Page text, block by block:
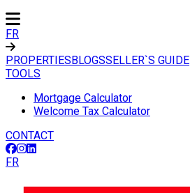
FR
PROPERTIESBLOGSSELLER`S GUIDE
TOOLS
Mortgage Calculator
Welcome Tax Calculator
CONTACT
FR